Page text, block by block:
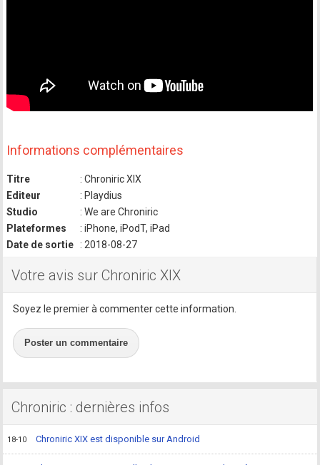
Informations complémentaires
Titre
: Chroniric XIX
Editeur
: Playdius
Studio
: We are Chroniric
Plateformes
: iPhone, iPodT, iPad
Date de sortie
: 2018-08-27
Votre avis sur Chroniric XIX
Soyez le premier à commenter cette information.
Poster un commentaire
Chroniric : dernières infos
18-10 Chroniric XIX est disponible sur Android